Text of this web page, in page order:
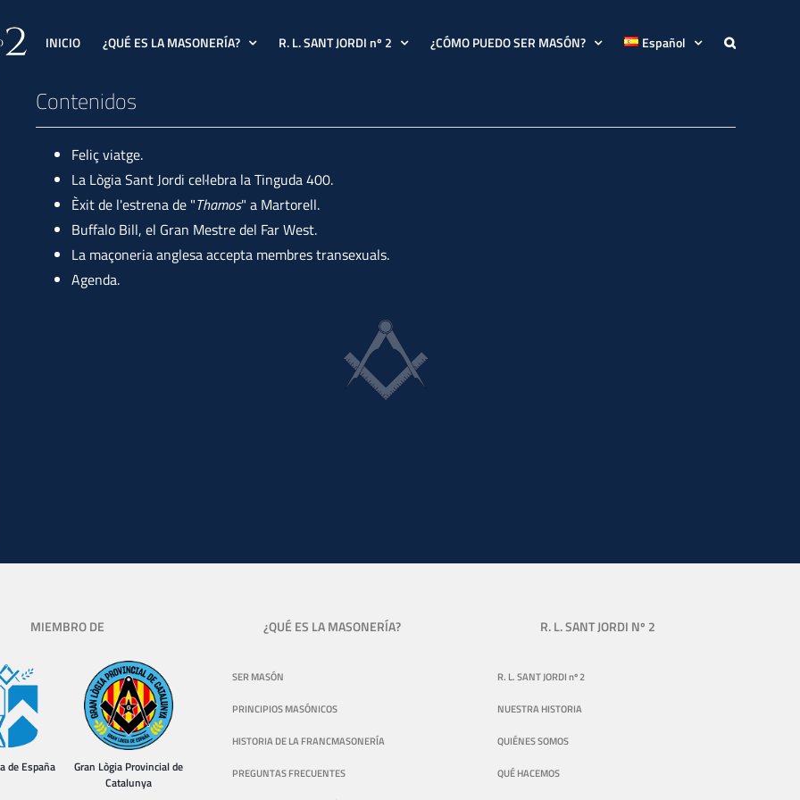
INICIO ¿QUÉ ES LA MASONERÍA? R. L. SANT JORDI nº 2 ¿CÓMO PUEDO SER MASÓN? Español
Contenidos
Feliç viatge.
La Lògia Sant Jordi cel·lebra la Tinguda 400.
Èxit de l'estrena de "Thamos" a Martorell.
Buffalo Bill, el Gran Mestre del Far West.
La maçoneria anglesa accepta membres transexuals.
Agenda.
MIEMBRO DE
de España
Gran Lògia Provincial de
Catalunya
¿QUÉ ES LA MASONERÍA?
SER MASÓN
PRINCIPIOS MASÓNICOS
HISTORIA DE LA FRANCMASONERÍA
PREGUNTAS FRECUENTES
R. L. SANT JORDI Nº 2
R. L. SANT JORDI nº 2
NUESTRA HISTORIA
QUIÉNES SOMOS
QUÉ HACEMOS